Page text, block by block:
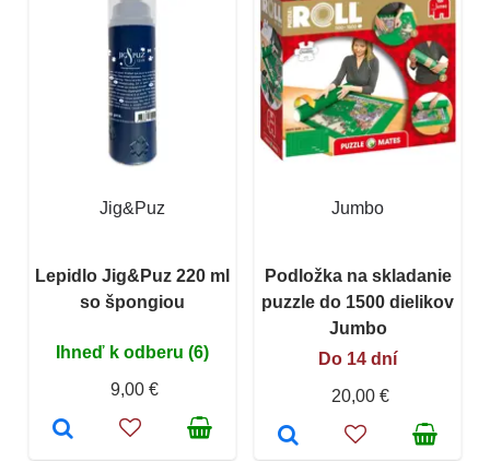
Jig&Puz
Lepidlo Jig&Puz 220 ml
so špongiou
Ihneď k odberu (6)
9,00 €
Jumbo
Podložka na skladanie
puzzle do 1500 dielikov
Jumbo
Do 14 dní
20,00 €